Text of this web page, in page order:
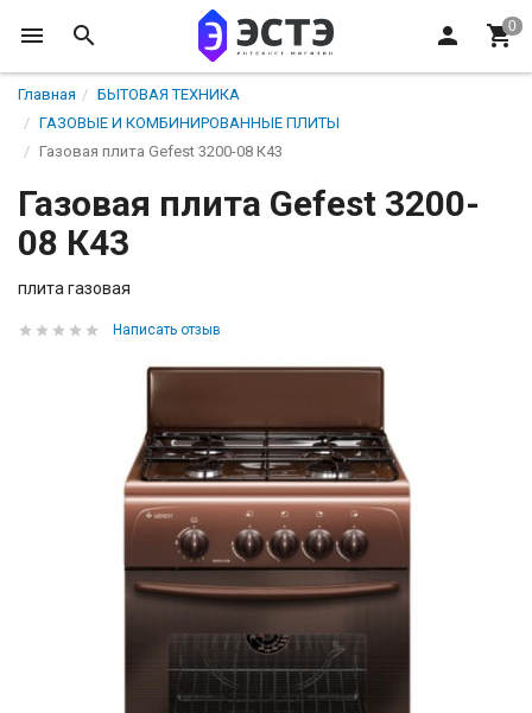
Главная
БЫТОВАЯ ТЕХНИКА
ГАЗОВЫЕ И КОМБИНИРОВАННЫЕ ПЛИТЫ
Газовая плита Gefest 3200-08 К43
Газовая плита Gefest 3200-
08 К43
плита газовая
Написать отзыв